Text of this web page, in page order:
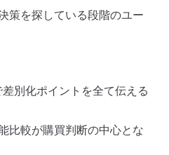
策を探している段階のユー
別化ポイントを全て伝える
比較が購買判断の中心とな